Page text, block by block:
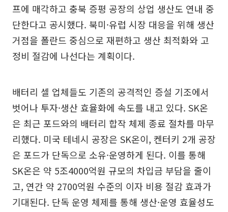
프에 매각하고 충북 증평 공장의 상업 생산도 연내 중
단한다고 공시했다. 북미·유럽 시장 대응을 위해 생산
거점을 폴란드 중심으로 재편하고 생산 최적화와 고
정비 절감에 나선다는 계획이다.
배터리 셀 업체들도 기존의 공격적인 증설 기조에서
벗어나 투자·생산 효율화에 속도를 내고 있다. SK온
은 최근 포드와의 배터리 합작 체제 종료 절차를 마무
리했다. 미국 테네시 공장은 SK온이, 켄터키 2개 공장
은 포드가 단독으로 소유·운영하게 된다. 이를 통해
SK온은 약 5조4000억원 규모의 차입금 부담을 줄이
고, 연간 약 2700억원 수준의 이자 비용 절감 효과가
기대된다. 단독 운영 체제를 통해 생산·운영 효율성도